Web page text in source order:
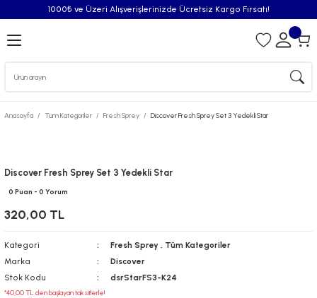
1000₺ ve Üzeri Alışverişlerinizde Ücretsiz Kargo Fırsatı!
Geri Dön
Spreyleri
Pisuvar Plastiği
Anasayfa Tüm Kategoriler Fresh Sprey Discover Fresh Sprey Set 3 Yedekli Star
Discover Fresh Sprey Set 3 Yedekli Star
0 Puan - 0 Yorum
320,00 TL
Kategori Fresh Sprey , Tüm Kategoriler
Marka
Discover
Stok Kodu
dsrStarFS3-K24
*40,00 TL den başlayan taksitlerle!